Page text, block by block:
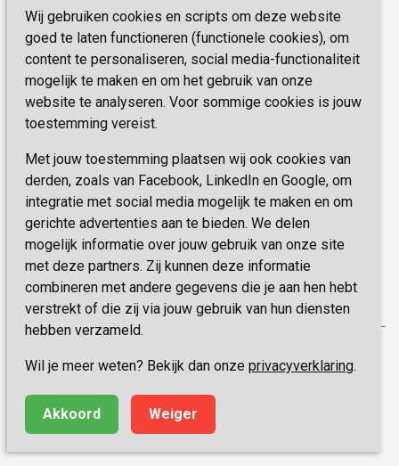
Wij gebruiken cookies en scripts om deze website
goed te laten functioneren (functionele cookies), om
content te personaliseren, social media-functionaliteit
mogelijk te maken en om het gebruik van onze
website te analyseren. Voor sommige cookies is jouw
toestemming vereist.
Met jouw toestemming plaatsen wij ook cookies van
derden, zoals van Facebook, LinkedIn en Google, om
integratie met social media mogelijk te maken en om
gerichte advertenties aan te bieden. We delen
mogelijk informatie over jouw gebruik van onze site
met deze partners. Zij kunnen deze informatie
combineren met andere gegevens die je aan hen hebt
verstrekt of die zij via jouw gebruik van hun diensten
hebben verzameld.
Wil je meer weten? Bekijk dan onze privacyverklaring.
Akkoord Weiger
Onze specialiteiten
Missie & Visie
Vastgoed
Innovatie
Telefoon:0900 777 4 777
E-mail:zorgbemiddeling@sevagram.nl
Schrijf je nu in!
Blijf op de hoogte van de laatste activiteiten en
nieuwtjes met onze nieuwsbrief
INSCHRIJVEN
Disclaimer
Algemene voorwaarden
Made by ivengi